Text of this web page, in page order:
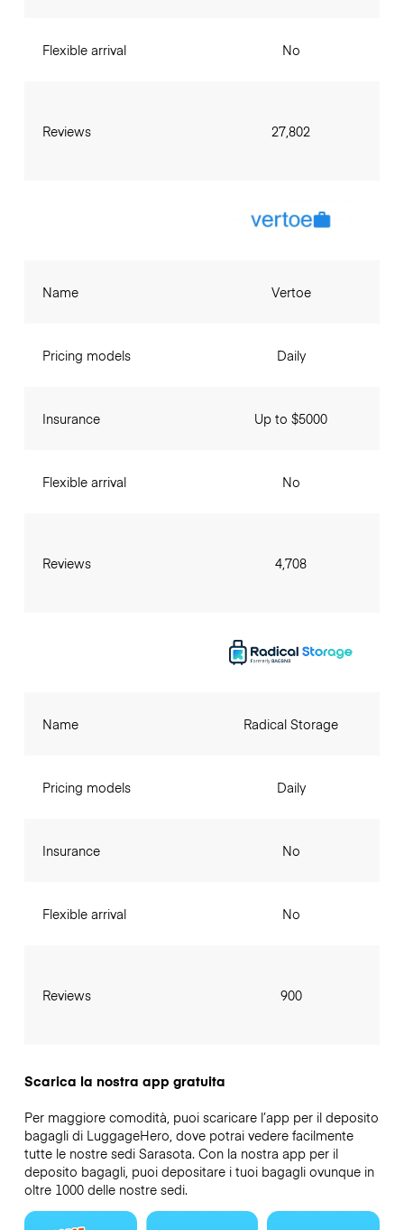
Flexible arrival
Reviews
No
27,802
Name
Pricing models
Insurance
Flexible arrival
Reviews
Vertoe
Daily
Up to $5000
No
4,708
Name
Pricing models
Insurance
Flexible arrival
Reviews
Radical Storage
Daily
No
No
900
Scarica la nostra app gratuita
Per maggiore comodità, puoi scaricare l’app per il deposito
bagagli di LuggageHero, dove potrai vedere facilmente
tutte le nostre sedi Sarasota. Con la nostra app per il
deposito bagagli, puoi depositare i tuoi bagagli ovunque in
oltre 1000 delle nostre sedi.